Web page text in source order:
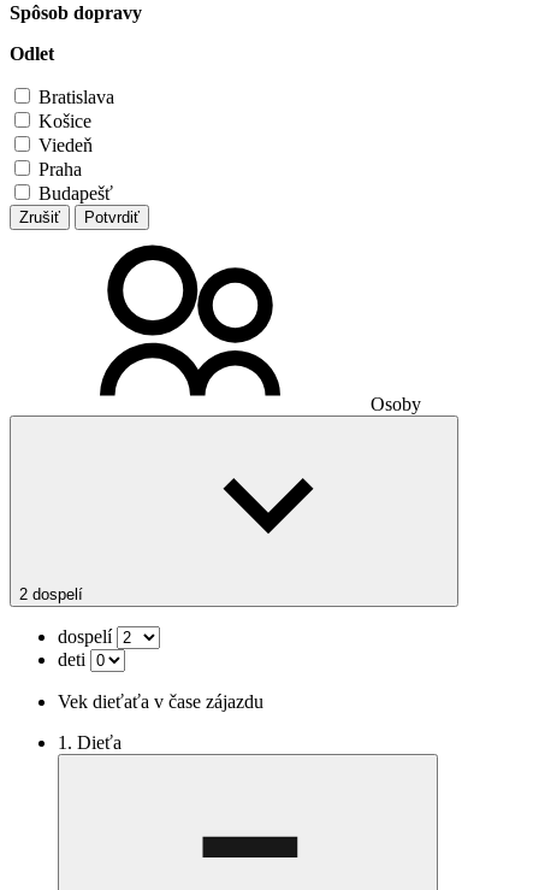
Spôsob dopravy
Odlet
Bratislava
Košice
Viedeň
Praha
Budapešť
Zrušiť Potvrdiť
Osoby
2 dospelí
dospelí
deti
Vek dieťaťa v čase zájazdu
1. Dieťa